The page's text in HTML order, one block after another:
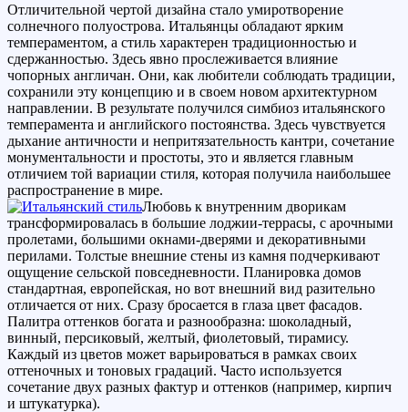
Отличительной чертой дизайна стало умиротворение
солнечного полуострова. Итальянцы обладают ярким
темпераментом, а стиль характерен традиционностью и
сдержанностью. Здесь явно прослеживается влияние
чопорных англичан. Они, как любители соблюдать традиции,
сохранили эту концепцию и в своем новом архитектурном
направлении. В результате получился симбиоз итальянского
темперамента и английского постоянства. Здесь чувствуется
дыхание античности и непритязательность кантри, сочетание
монументальности и простоты, это и является главным
отличием той вариации стиля, которая получила наибольшее
распространение в мире.
Любовь к внутренним дворикам
трансформировалась в большие лоджии-террасы, с арочными
пролетами, большими окнами-дверями и декоративными
перилами. Толстые внешние стены из камня подчеркивают
ощущение сельской повседневности. Планировка домов
стандартная, европейская, но вот внешний вид разительно
отличается от них. Сразу бросается в глаза цвет фасадов.
Палитра оттенков богата и разнообразна: шоколадный,
винный, персиковый, желтый, фиолетовый, тирамису.
Каждый из цветов может варьироваться в рамках своих
оттеночных и тоновых градаций. Часто используется
сочетание двух разных фактур и оттенков (например, кирпич
и штукатурка).